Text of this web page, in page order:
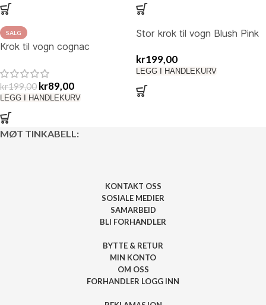
SALG
Krok til vogn cognac
kr199,00 kr89,00
LEGG I HANDLEKURV
Stor krok til vogn Blush Pink
kr199,00
LEGG I HANDLEKURV
MØT TINKABELL:
KONTAKT OSS
SOSIALE MEDIER
SAMARBEID
BLI FORHANDLER
BYTTE & RETUR
MIN KONTO
OM OSS
FORHANDLER LOGG INN